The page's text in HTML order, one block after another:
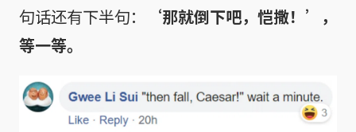
句话还有下半句：
‘那就倒下吧，恺撒！’，
等一等。